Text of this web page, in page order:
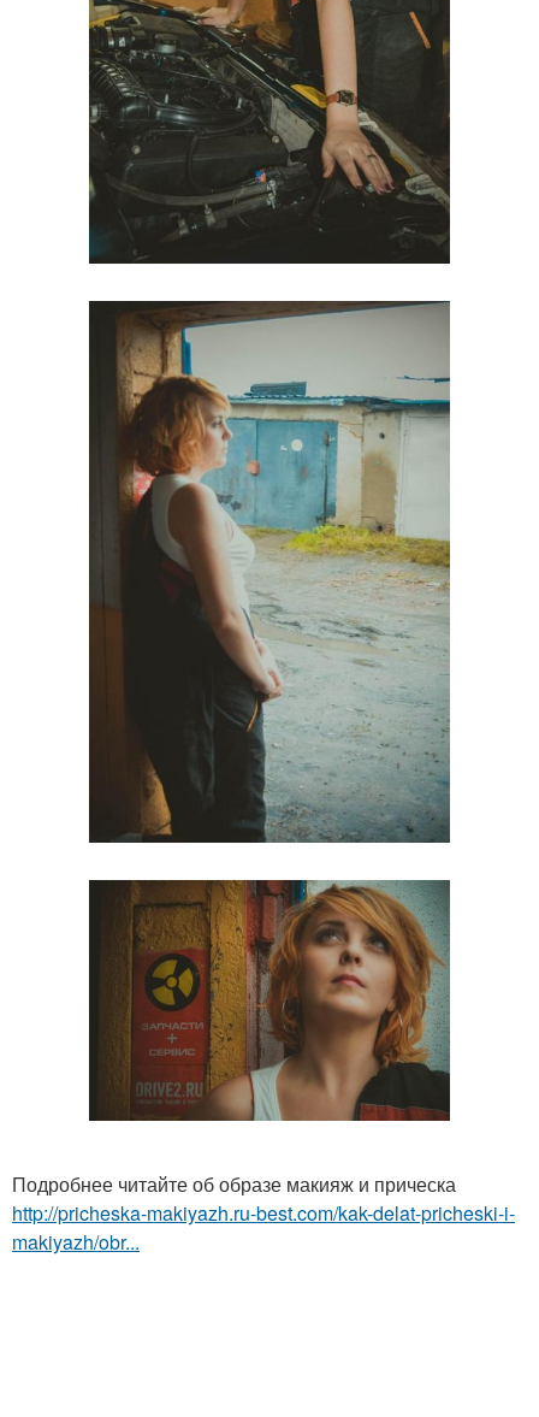
Подробнее читайте об образе макияж и прическа
http://pricheska-makiyazh.ru-best.com/kak-delat-pricheski-i-
makiyazh/obr...